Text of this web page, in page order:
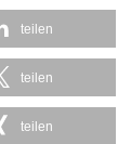
teilen
teilen
teilen